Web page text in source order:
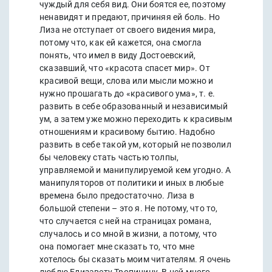
чуждый для себя вид. Они боятся ее, поэтому
ненавидят и предают, причиняя ей боль. Но
Лиза не отступает от своего видения мира,
потому что, как ей кажется, она смогла
понять, что имел в виду Достоевский,
сказавший, что «красота спасет мир». От
красивой вещи, слова или мысли можно и
нужно прошагать до «красивого ума», т. е.
развить в себе образованный и независимый
ум, а затем уже можно переходить к красивым
отношениям и красивому бытию. Надобно
развить в себе такой ум, который не позволил
бы человеку стать частью толпы,
управляемой и манипулируемой кем угодно. А
манипуляторов от политики и иных в любые
времена было предостаточно. Лиза в
большой степени – это я. Не потому, что то,
что случается с ней на страницах романа,
случалось и со мной в жизни, а потому, что
она помогает мне сказать то, что мне
хотелось бы сказать моим читателям. Я очень